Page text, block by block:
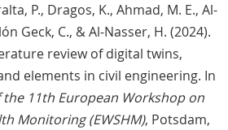
P., Dragos, K., Ahmad, M. E., Al-
Geck, C., & Al-Nasser, H. (2024).
review of digital twins,
elements in civil engineering. In
11th European Workshop on
Monitoring (EWSHM), Potsdam,